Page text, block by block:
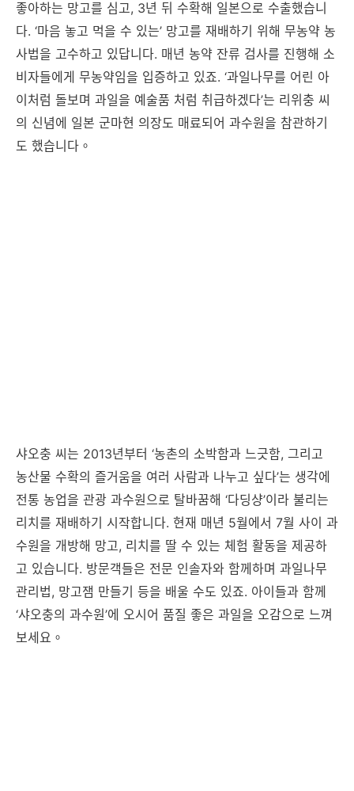
좋아하는 망고를 심고, 3년 뒤 수확해 일본으로 수출했습니
다. ‘마음 놓고 먹을 수 있는’ 망고를 재배하기 위해 무농약 농
사법을 고수하고 있답니다. 매년 농약 잔류 검사를 진행해 소
비자들에게 무농약임을 입증하고 있죠. ‘과일나무를 어린 아
이처럼 돌보며 과일을 예술품 처럼 취급하겠다’는 리위충 씨
의 신념에 일본 군마현 의장도 매료되어 과수원을 참관하기
도 했습니다。
샤오충 씨는 2013년부터 ‘농촌의 소박함과 느긋함, 그리고
농산물 수확의 즐거움을 여러 사람과 나누고 싶다’는 생각에
전통 농업을 관광 과수원으로 탈바꿈해 ‘다딩샹’이라 불리는
리치를 재배하기 시작합니다. 현재 매년 5월에서 7월 사이 과
수원을 개방해 망고, 리치를 딸 수 있는 체험 활동을 제공하
고 있습니다. 방문객들은 전문 인솔자와 함께하며 과일나무
관리법, 망고잼 만들기 등을 배울 수도 있죠. 아이들과 함께
‘샤오충의 과수원’에 오시어 품질 좋은 과일을 오감으로 느껴
보세요。